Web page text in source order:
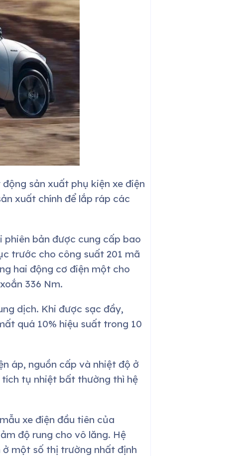
sản xuất phụ kiện xe điện
xuất chính để lắp ráp các
phiên bản được cung cấp bao
trước cho công suất 201 mã
hai động cơ điện một cho
336 Nm.
dịch. Khi được sạc đầy,
quá 10% hiệu suất trong 10
áp, nguồn cấp và nhiệt độ ở
tụ nhiệt bất thường thì hệ
xe điện đầu tiên của
độ rung cho vô lăng. Hệ
ở một số thị trường nhất định